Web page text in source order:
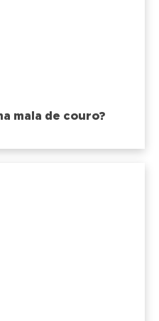
mala de couro?